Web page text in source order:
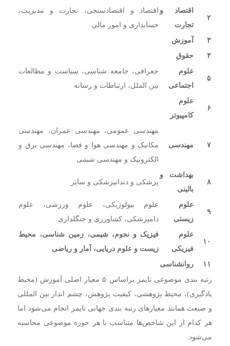
۲
اقتصاد و
تجارت
اقتصاد و اقتصادسنجی، تجارت و مدیریت،
حسابداری و امور مالی
۳
آموزش
۴
حقوق
۵
علوم
اجتماعی
جغرافی، جامعه شناسی، سیاست و مطالعات
بین الملل، ارتباطات و رسانه
۶
علوم
کامپیوتر
۷ مهندسی
مهندسی عمومی، مهندسی عمران، مهندسی
مکانیک و مهندسی هوا و فضا، مهندسی برق و
الکترونیک و مهندسی شیمی
۸
بهداشت و
بالینی
پزشکی و دندانپزشکی و سایر
۹
علوم
زیستی
علوم بیولوژیکی، علوم ورزشی، علوم
دامپزشکی، کشاورزی و جنگلداری
۱۰
علوم
فیزیکی
فیزیک و نجوم، شیمی، زمین شناسی، محیط
زیست و علوم دریایی، آمار و ریاضی
۱۱
روانشناسی
رتبه بندی موضوعی تایمز براساس ۵ معیار اصلی آموزش (محیط
یادگیری)، محیط پژوهشی، کیفیت پژوهش، چشم انداز بین المللی
و صنعت همانند معیارهای رتبه بندی جهانی تایمز انجام می‌شود اما
هر کدام از این شاخص‌ها متناسب با هر حوزه موضوعی محاسبه
می‌شود.